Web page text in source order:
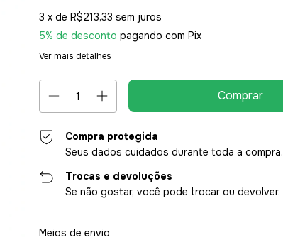
3 x de R$213,33 sem juros
5% de desconto pagando com Pix
Ver mais detalhes
Compra protegida
Seus dados cuidados durante toda a compra.
Trocas e devoluções
Se não gostar, você pode trocar ou devolver.
Entregas para o CEP:
Meios de envio